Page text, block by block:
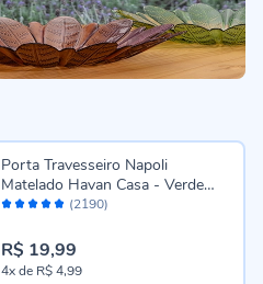
Avaliação: (2190)
Porta Travesseiro Napoli
Matelado Havan Casa - Verde
Suculenta
R$ 19,99
4xde R$ 4,99